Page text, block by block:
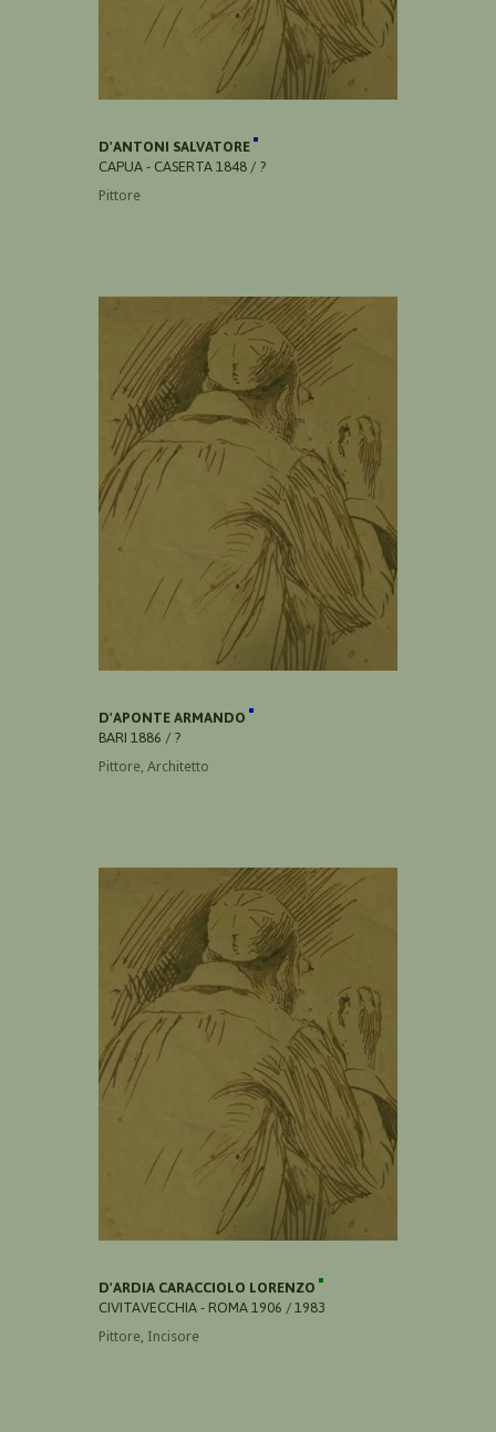
D'ANTONI SALVATORE
CAPUA - CASERTA 1848 / ?
Pittore
D'APONTE ARMANDO
BARI 1886 / ?
Pittore, Architetto
D'ARDIA CARACCIOLO LORENZO
CIVITAVECCHIA - ROMA 1906 / 1983
Pittore, Incisore